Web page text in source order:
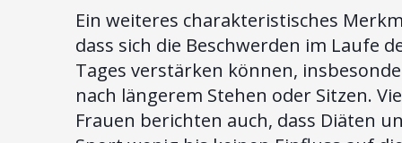
Ein weiteres charakteristisches
dass sich die Beschwerden im Laufe
Tages verstärken können,
nach längerem Stehen oder Sitzen.
Frauen berichten auch, dass Diäten